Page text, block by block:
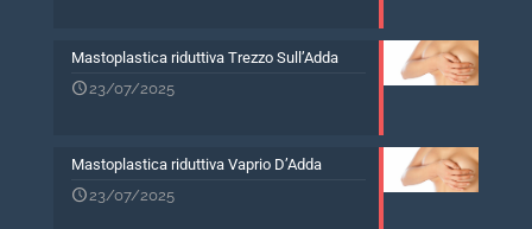
Mastoplastica riduttiva Trezzo Sull’Adda
23/07/2025
Mastoplastica riduttiva Vaprio D’Adda
23/07/2025